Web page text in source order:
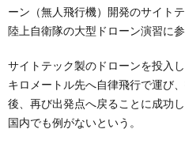
ーン（無人飛行機）開発のサイト
陸上自衛隊の大型ドローン演習に
サイトテック製のドローンを投入
キロメートル先へ自律飛行で運び
後、再び出発点へ戻ることに成功
国内でも例がないという。